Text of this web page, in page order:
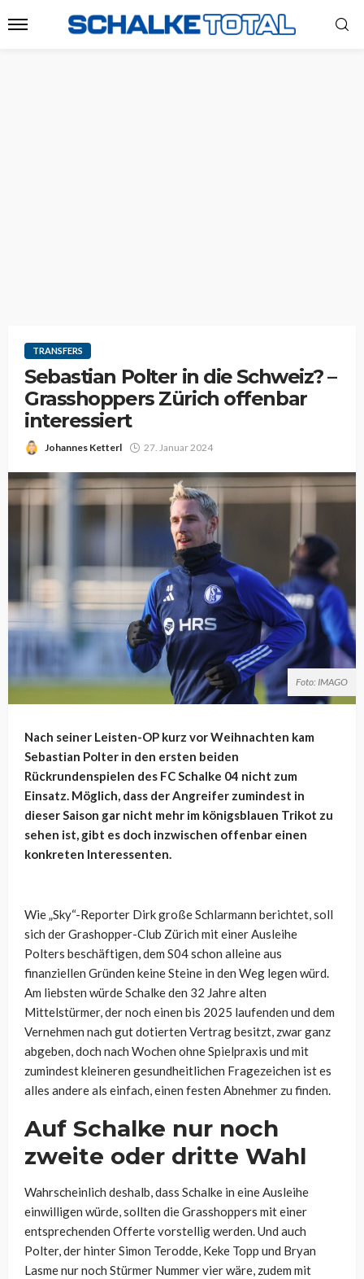
TRANSFERS
Sebastian Polter in die Schweiz? –
Grasshoppers Zürich offenbar
interessiert
Johannes Ketterl 27. Januar 2024
Foto: IMAGO
Nach seiner Leisten-OP kurz vor Weihnachten kam
Sebastian Polter in den ersten beiden
Rückrundenspielen des FC Schalke 04 nicht zum
Einsatz. Möglich, dass der Angreifer zumindest in
dieser Saison gar nicht mehr im königsblauen Trikot zu
sehen ist, gibt es doch inzwischen offenbar einen
konkreten Interessenten.
Wie „Sky“-Reporter Dirk große Schlarmann berichtet, soll
sich der Grashopper-Club Zürich mit einer Ausleihe
Polters beschäftigen, dem S04 schon alleine aus
finanziellen Gründen keine Steine in den Weg legen würd.
Am liebsten würde Schalke den 32 Jahre alten
Mittelstürmer, der noch einen bis 2025 laufenden und dem
Vernehmen nach gut dotierten Vertrag besitzt, zwar ganz
abgeben, doch nach Wochen ohne Spielpraxis und mit
zumindest kleineren gesundheitlichen Fragezeichen ist es
alles andere als einfach, einen festen Abnehmer zu finden.
Auf Schalke nur noch
zweite oder dritte Wahl
Wahrscheinlich deshalb, dass Schalke in eine Ausleihe
einwilligen würde, sollten die Grasshoppers mit einer
entsprechenden Offerte vorstellig werden. Und auch
Polter, der hinter Simon Terodde, Keke Topp und Bryan
Lasme nur noch Stürmer Nummer vier wäre, zudem mit